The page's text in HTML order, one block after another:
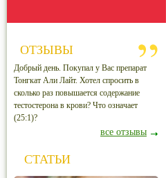
ОТЗЫВЫ
Добрый день. Покупал у Вас препарат
Тонгкат Али Лайт. Хотел спросить в
сколько раз повышается содержание
тестостерона в крови? Что означает
(25:1)?
все отзывы
СТАТЬИ